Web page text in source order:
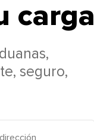
carga
seguro,